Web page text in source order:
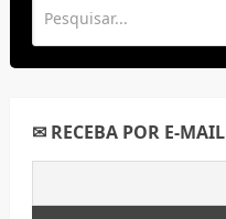
✉ RECEBA POR E-MAIL